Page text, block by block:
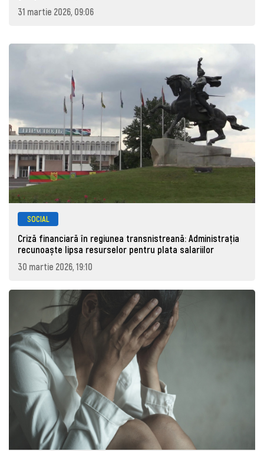
31 martie 2026, 09:06
SOCIAL
Criză financiară în regiunea transnistreană: Administrația
recunoaște lipsa resurselor pentru plata salariilor
30 martie 2026, 19:10